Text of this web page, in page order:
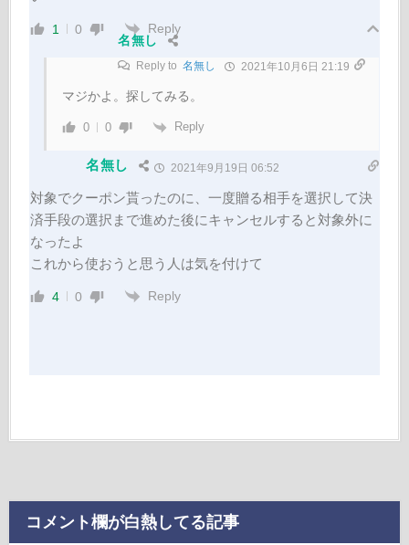
1 0
Reply
名無し
Reply to 名無し 2021年10月6日 21:19
マジかよ。探してみる。
0 0 Reply
名無し 2021年9月19日 06:52
対象でクーポン貰ったのに、一度贈る相手を選択して決
済手段の選択まで進めた後にキャンセルすると対象外に
なったよ
これから使おうと思う人は気を付けて
4 0 Reply
コメント欄が白熱してる記事